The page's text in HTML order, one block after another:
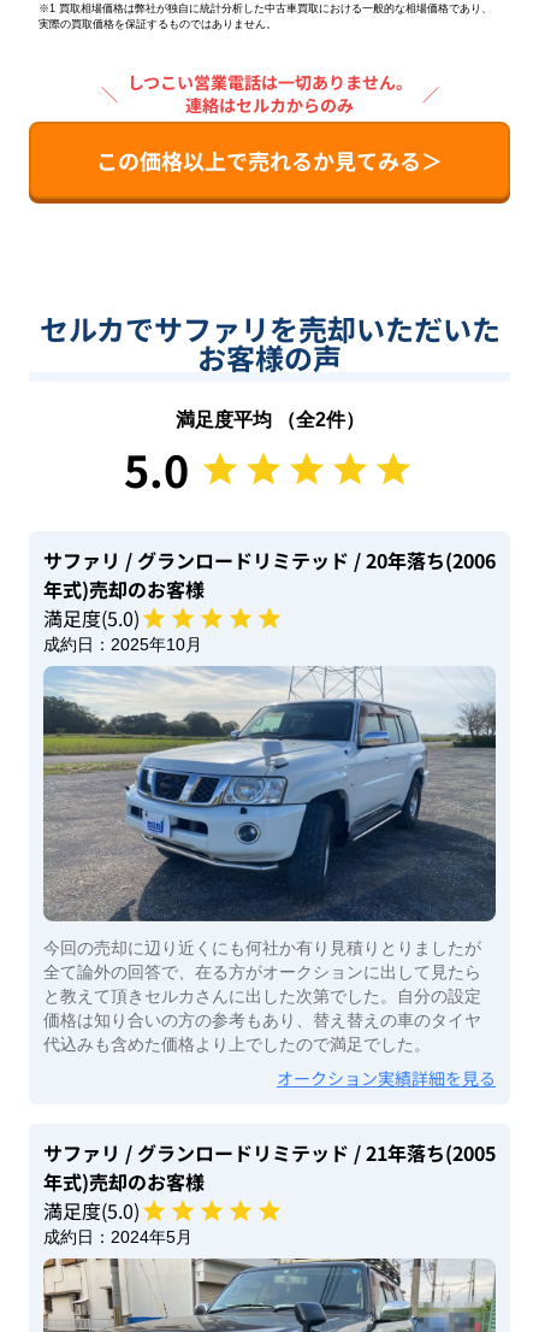
※1 買取相場価格は弊社が独自に統計分析した中古車買取における一般的な相場価格であり、
実際の買取価格を保証するものではありません。
＼ しつこい営業電話は一切ありません。
連絡はセルカからのみ
／
この価格以上で売れるか見てみる＞
セルカでサファリを売却いただいた
お客様の声
満足度平均 （全2件）
5.0
サファリ / グランロードリミテッド / 20年落ち(2006
年式)売却のお客様
満足度(5.0)
成約日： 2025年10月
今回の売却に辺り近くにも何社か有り見積りとりましたが
全て論外の回答で、在る方がオークションに出して見たら
と教えて頂きセルカさんに出した次第でした。自分の設定
価格は知り合いの方の参考もあり、替え替えの車のタイヤ
代込みも含めた価格より上でしたので満足でした。
オークション実績詳細を見る
サファリ / グランロードリミテッド / 21年落ち(2005
年式)売却のお客様
満足度(5.0)
成約日： 2024年5月